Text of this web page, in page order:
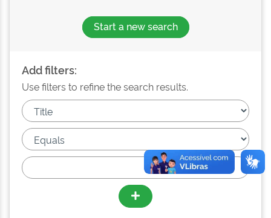
Start a new search
Add filters:
Use filters to refine the search results.